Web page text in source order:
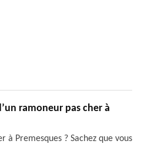
ramoneur pas cher à
à Premesques ? Sachez que vous